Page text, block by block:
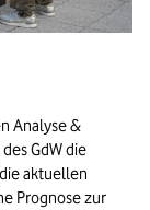
Analyse &
GdW die
aktuellen
Prognose zur